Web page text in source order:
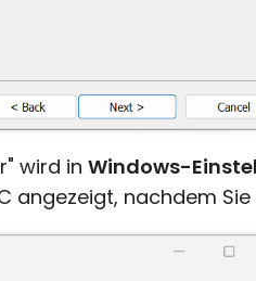
wird in Windows-
angezeigt, nachdem